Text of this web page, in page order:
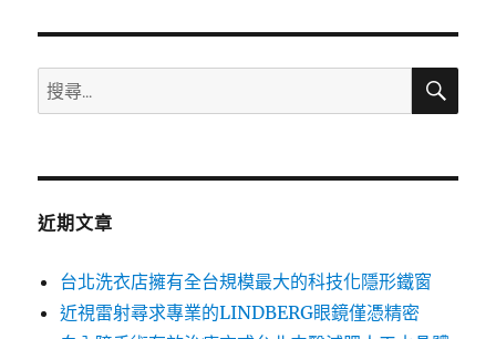
搜
尋
鍵
搜
近期文章
台北洗衣店擁有全台規模最大的科技化隱形鐵窗
近視雷射尋求專業的LINDBERG眼鏡僅憑精密